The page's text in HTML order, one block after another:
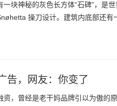
块神秘的灰色长方体“石碑”，是
操刀设计。建筑内底部还有
告，网友：你变了
资，曾经是老干妈品牌引以为傲的